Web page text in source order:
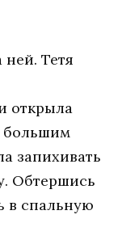
Тетя
открыла
большим
запихивать
Обтершись
в спальную